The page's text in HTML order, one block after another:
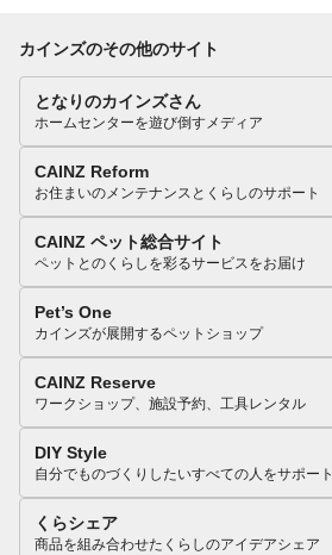
カインズのその他のサイト
となりのカインズさん
ホームセンターを遊び倒すメディア
CAINZ Reform
お住まいのメンテナンスとくらしのサポート
CAINZ ペット総合サイト
ペットとのくらしを彩るサービスをお届け
Pet’s One
カインズが展開するペットショップ
CAINZ Reserve
ワークショップ、施設予約、工具レンタル
DIY Style
自分でものづくりしたいすべての人をサポート
くらシェア
商品を組み合わせたくらしのアイデアシェア